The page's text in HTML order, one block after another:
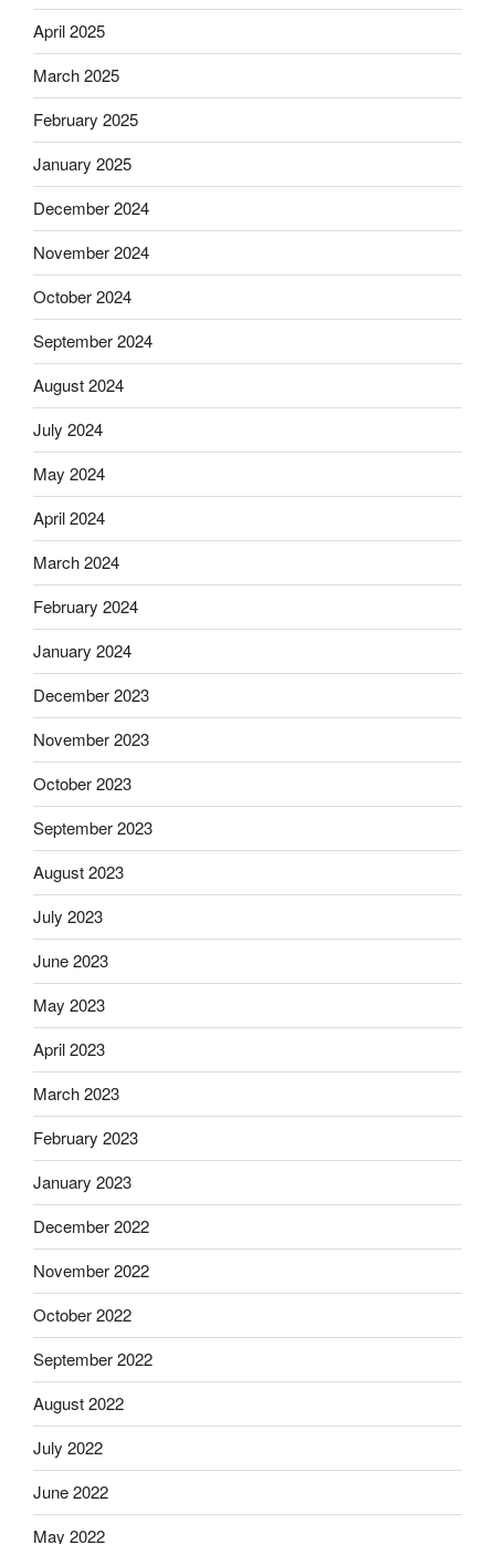
April 2025
March 2025
February 2025
January 2025
December 2024
November 2024
October 2024
September 2024
August 2024
July 2024
May 2024
April 2024
March 2024
February 2024
January 2024
December 2023
November 2023
October 2023
September 2023
August 2023
July 2023
June 2023
May 2023
April 2023
March 2023
February 2023
January 2023
December 2022
November 2022
October 2022
September 2022
August 2022
July 2022
June 2022
May 2022